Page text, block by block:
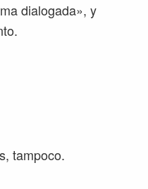
dialogada», y
tampoco.